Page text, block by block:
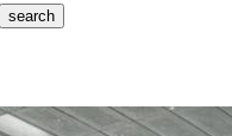
search